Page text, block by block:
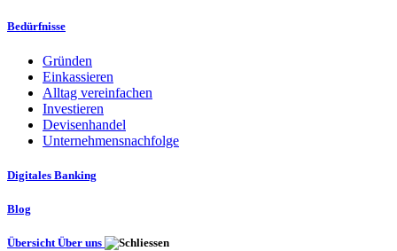
Bedürfnisse
Gründen
Einkassieren
Alltag vereinfachen
Investieren
Devisenhandel
Unternehmensnachfolge
Digitales Banking
Blog
Übersicht Über uns